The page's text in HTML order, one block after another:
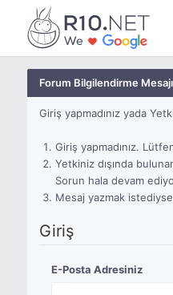
Forum Bilgilendirme Mesajı
Giriş yapmadınız yada
Giriş yapmadınız.
Yetkiniz dışında
Sorun hala devam
Mesaj yazmak
Giriş
E-Posta Adresiniz